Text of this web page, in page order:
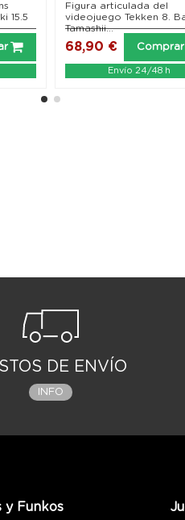
15.5
Figura articulada del
videojuego Tekken 8.
Tamashii...
68,90 € Comprar
Envío 24/48 h
DE ENVÍO
INFO
y Funkos